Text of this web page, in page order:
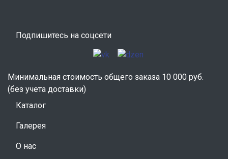
Подпишитесь на соцсети
Минимальная стоимость общего заказа 10 000 руб.
(без учета доставки)
Каталог
Галерея
О нас